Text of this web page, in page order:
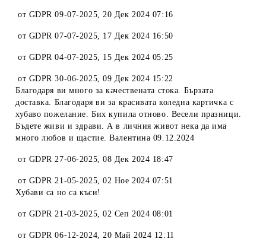
от GDPR 09-07-2025,20 Дек 2024 07:16
от GDPR 07-07-2025, 17 Дек 2024 16:50
от GDPR 04-07-2025, 15 Дек 2024 05:25
от GDPR 30-06-2025,09 Дек 2024 15:22
Благодаря ви много за качествената стока. Бързата
доставка. Благодаря ви за красивата коледна картичка с
хубаво пожелание. Бих купила отново. Весели празници.
Бъдете живи и здрави. А в личния живот нека да има
много любов и щастие. Валентина 09.12.2024
от GDPR 27-06-2025,08 Дек 2024 18:47
от GDPR 21-05-2025,02 Ное 2024 07:51
Хубави са но са къси!
от GDPR 21-03-2025,02 Сеп 2024 08:01
от GDPR 06-12-2024,20 Май 2024 12:11